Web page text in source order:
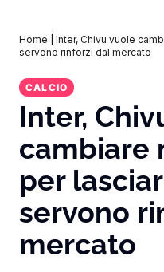
Home
Inter, Chivu vuole
servono rinforzi dal mercato
CALCIO
Inter,
cambiare
per
servono
mercato